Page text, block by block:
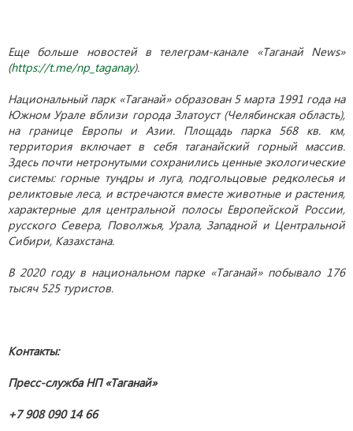
Еще больше новостей в телеграм-канале «Таганай News»
(https://t.me/np_taganay).
Национальный парк «Таганай» образован 5 марта 1991 года на
Южном Урале вблизи города Златоуст (Челябинская область),
на границе Европы и Азии. Площадь парка 568 кв. км,
территория включает в себя таганайский горный массив.
Здесь почти нетронутыми сохранились ценные экологические
системы: горные тундры и луга, подгольцовые редколесья и
реликтовые леса, и встречаются вместе животные и растения,
характерные для центральной полосы Европейской России,
русского Севера, Поволжья, Урала, Западной и Центральной
Сибири, Казахстана.
В 2020 году в национальном парке «Таганай» побывало 176
тысяч 525 туристов.
Контакты:
Пресс-служба НП «Таганай»
+7 908 090 14 66